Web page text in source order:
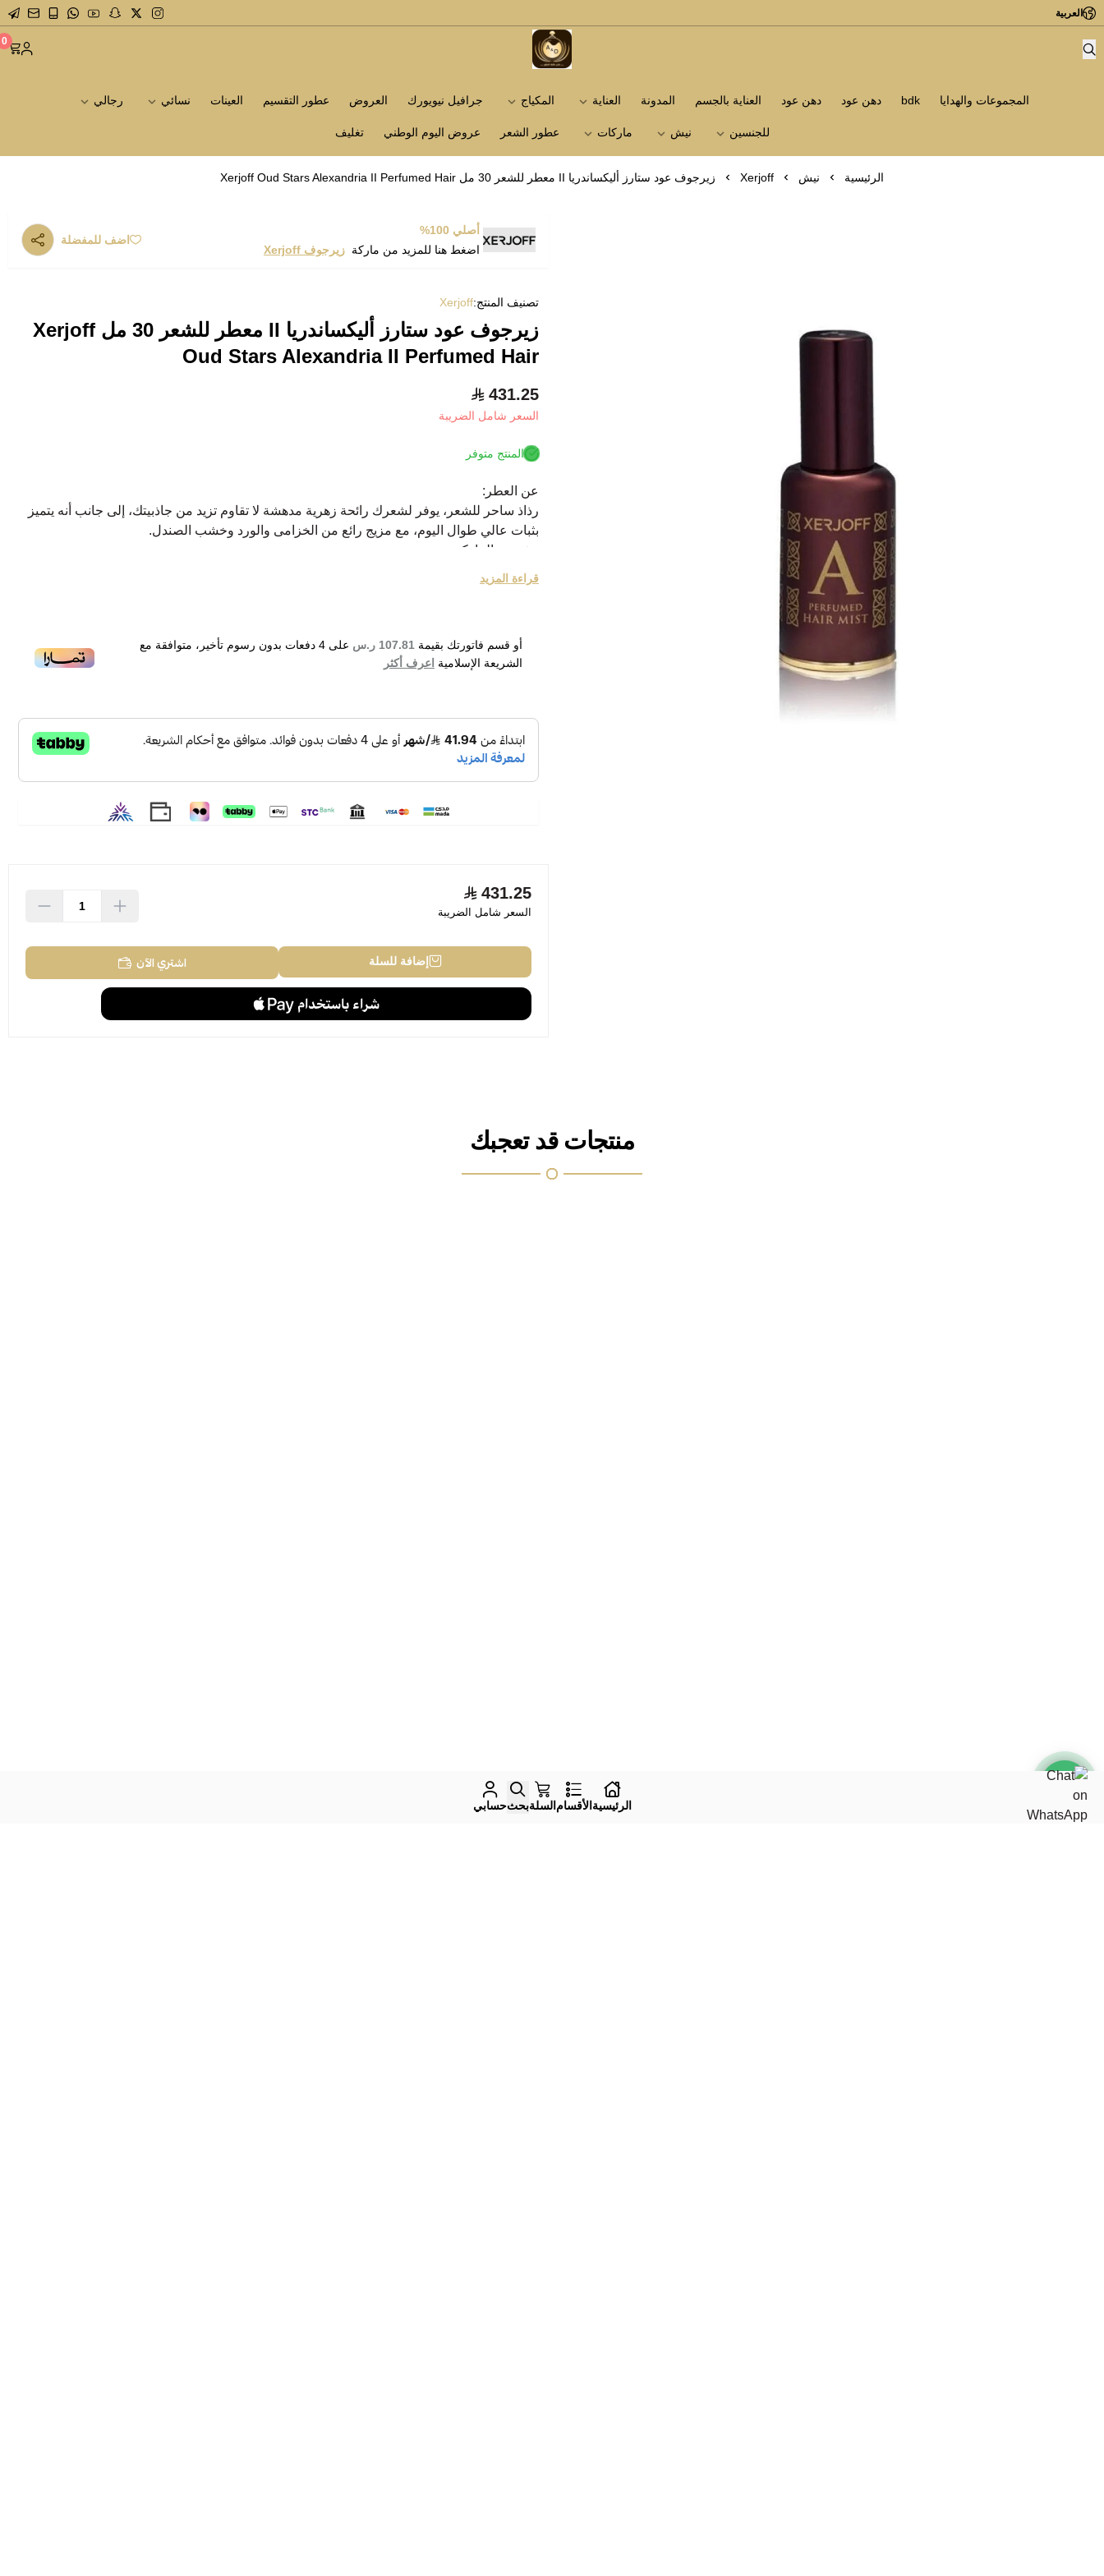
العربية
متجر عاشق العطور 0
المجموعات والهدايا bdk دهن عود دهن عود العناية بالجسم المدونة العناية المكياج جرافيل نيويورك العروض عطور التقسيم العينات نسائي رجالي
للجنسين نيش ماركات عطور الشعر عروض اليوم الوطني تغليف
الرئيسية نيش Xerjoff زيرجوف عود ستارز أليكساندريا II معطر للشعر 30 مل Xerjoff Oud Stars Alexandria II Perfumed Hair
أصلي 100%
اضغط هنا للمزيد من ماركة زيرجوف Xerjoff
اضف للمفضلة
تصنيف المنتج:Xerjoff
زيرجوف عود ستارز أليكساندريا II معطر للشعر 30 مل Xerjoff
Oud Stars Alexandria II Perfumed Hair
431.25
السعر شامل الضريبة
المنتج متوفر
عن العطر:
رذاذ ساحر للشعر، يوفر لشعرك رائحة زهرية مدهشة لا تقاوم تزيد من جاذبيتك، إلى جانب أنه يتميز
بثبات عالي طوال اليوم، مع مزيج رائع من الخزامى والورد وخشب الصندل.
نبذة عن الماركة:
زيرجوف هي علامة تجارية إيطالية متخصصة في صناعة أجود العطور الفاخرة، تأسست على يد
سرجيو مومو، وتشتهر بجمعها بين روعة وإثارة الفن والثقافة في صناعة عطورها الراقية.
قراءة المزيد
أو قسم فاتورتك بقيمة 107.81 ر.س على 4 دفعات بدون رسوم تأخير، متوافقة مع
الشريعة الإسلامية اعرف أكثر
431.25
السعر شامل الضريبة
إضافة للسلة اشتري الآن
منتجات قد تعجبك
الرئيسية الأقسام السلةبحثحسابي